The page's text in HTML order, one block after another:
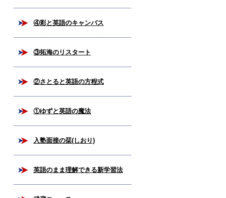
④彩と英語のキャンバス
③拓海のリスタート
②さとると英語の方程式
①ゆずと英語の魔法
入塾面接の栞(しおり)
英語のまま理解できる新学習法